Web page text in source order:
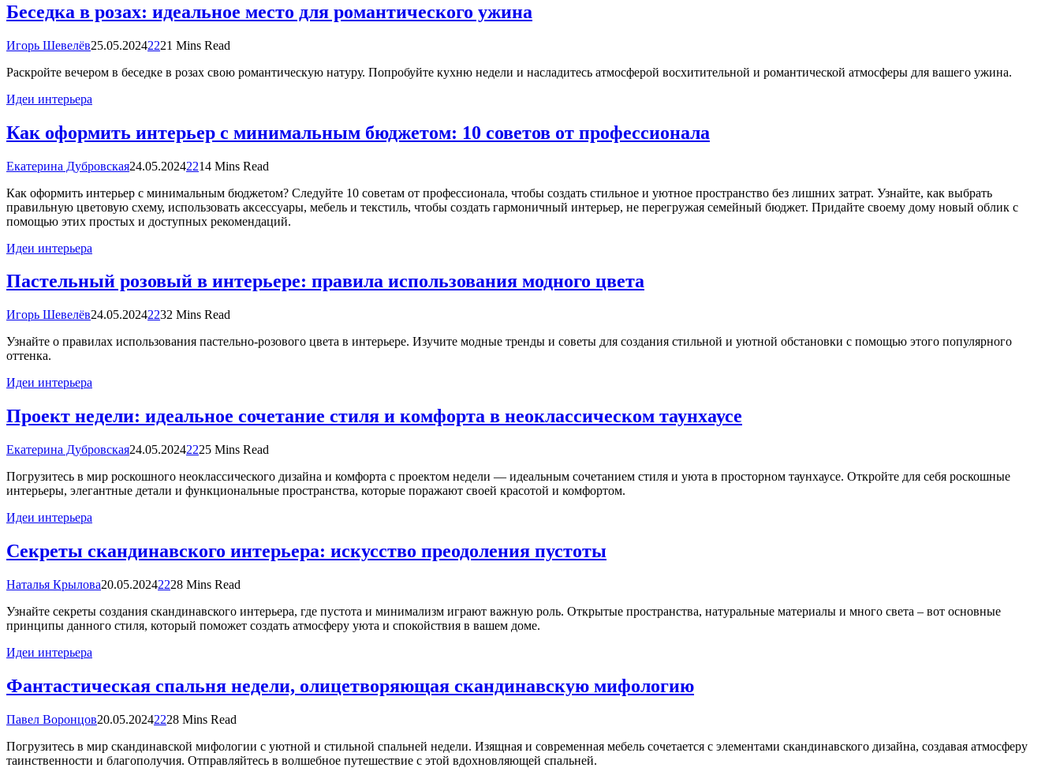
Беседка в розах: идеальное место для романтического ужина
Игорь Шевелёв25.05.20242221 Mins Read
Раскройте вечером в беседке в розах свою романтическую натуру. Попробуйте кухню недели и насладитесь атмосферой восхитительной и романтической атмосферы для вашего ужина.
Идеи интерьера
Как оформить интерьер с минимальным бюджетом: 10 советов от профессионала
Екатерина Дубровская24.05.20242214 Mins Read
Как оформить интерьер с минимальным бюджетом? Следуйте 10 советам от профессионала, чтобы создать стильное и уютное пространство без лишних затрат. Узнайте, как выбрать
правильную цветовую схему, использовать аксессуары, мебель и текстиль, чтобы создать гармоничный интерьер, не перегружая семейный бюджет. Придайте своему дому новый облик с
помощью этих простых и доступных рекомендаций.
Идеи интерьера
Пастельный розовый в интерьере: правила использования модного цвета
Игорь Шевелёв24.05.20242232 Mins Read
Узнайте о правилах использования пастельно-розового цвета в интерьере. Изучите модные тренды и советы для создания стильной и уютной обстановки с помощью этого популярного
оттенка.
Идеи интерьера
Проект недели: идеальное сочетание стиля и комфорта в неоклассическом таунхаусе
Екатерина Дубровская24.05.20242225 Mins Read
Погрузитесь в мир роскошного неоклассического дизайна и комфорта с проектом недели — идеальным сочетанием стиля и уюта в просторном таунхаусе. Откройте для себя роскошные
интерьеры, элегантные детали и функциональные пространства, которые поражают своей красотой и комфортом.
Идеи интерьера
Секреты скандинавского интерьера: искусство преодоления пустоты
Наталья Крылова20.05.20242228 Mins Read
Узнайте секреты создания скандинавского интерьера, где пустота и минимализм играют важную роль. Открытые пространства, натуральные материалы и много света – вот основные
принципы данного стиля, который поможет создать атмосферу уюта и спокойствия в вашем доме.
Идеи интерьера
Фантастическая спальня недели, олицетворяющая скандинавскую мифологию
Павел Воронцов20.05.20242228 Mins Read
Погрузитесь в мир скандинавской мифологии с уютной и стильной спальней недели. Изящная и современная мебель сочетается с элементами скандинавского дизайна, создавая атмосферу
таинственности и благополучия. Отправляйтесь в волшебное путешествие с этой вдохновляющей спальней.